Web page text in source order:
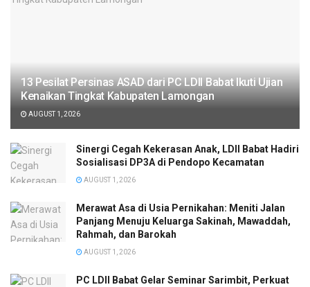
13 Pesilat Persinas ASAD dari PC LDII Babat Ikuti Ujian
Kenaikan Tingkat Kabupaten Lamongan
AUGUST 1, 2026
Sinergi Cegah Kekerasan Anak, LDII Babat Hadiri
Sosialisasi DP3A di Pendopo Kecamatan
AUGUST 1, 2026
Merawat Asa di Usia Pernikahan: Meniti Jalan
Panjang Menuju Keluarga Sakinah, Mawaddah,
Rahmah, dan Barokah
AUGUST 1, 2026
PC LDII Babat Gelar Seminar Sarimbit, Perkuat